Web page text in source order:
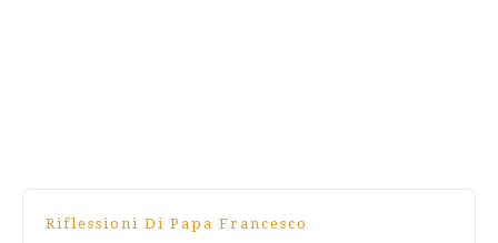
Riflessioni Di Papa Francesco